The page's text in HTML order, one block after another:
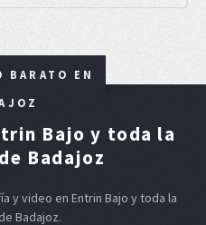
BARATO EN
Bajo y toda la
Badajoz
y video en Entrin Bajo y toda la
Badajoz.